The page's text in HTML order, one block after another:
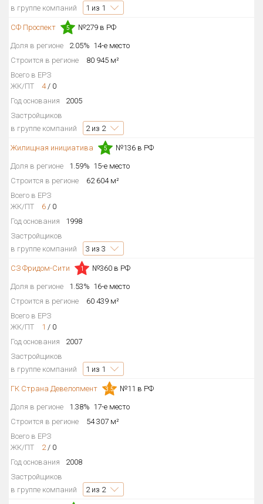
в группе компаний
1 из 1
СФ Проспект 5 №279 в РФ
Доля в регионе 2.05% 14-е место
Строится в регионе
80 945 м²
Всего в ЕРЗ
ЖК/ПТ
4/ 0
Год основания
2005
Застройщиков
в группе компаний
2из 2
Жилищная инициатива 5 №136 в РФ
Доля в регионе 1.59% 15-е место
Строится в регионе
62 604 м²
Всего в ЕРЗ
ЖК/ПТ
6 / 0
Год основания
1998
Застройщиков
в группе компаний
3 из 3
СЗ Фридом-Сити 1 №360 в РФ
Доля в регионе 1.53% 16-е место
Строится в регионе
60 439 м²
Всего в ЕРЗ
ЖК/ПТ
1 / 0
Год основания
2007
Застройщиков
в группе компаний
1 из 1
ГК Страна Девелопмент 3.5 №11 в РФ
Доля в регионе 1.38% 17-е место
Строится в регионе
54 307 м²
Всего в ЕРЗ
ЖК/ПТ
2/ 0
Год основания
2008
Застройщиков
в группе компаний
2из 2